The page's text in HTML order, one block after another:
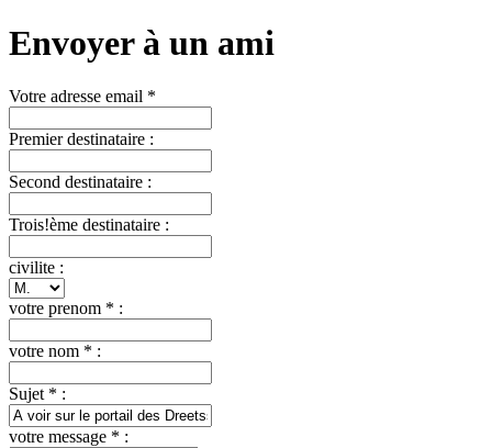
Envoyer à un ami
Votre adresse email *
Premier destinataire :
Second destinataire :
Trois!ème destinataire :
civilite :
votre prenom * :
votre nom * :
Sujet * :
votre message * :